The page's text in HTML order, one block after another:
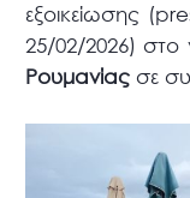
εξοικείωσης
25/02/2026) στο
Ρουμανίας σε